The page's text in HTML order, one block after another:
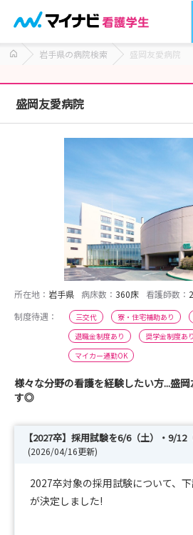
岩手県の病院検索 盛岡友愛病院
盛岡友愛病院
所在地： 岩手県 病床数： 360床 看護師数：
制度待遇：
三交代 寮・住宅補助あり
退職金制度あり
奨学金制度あり
マイカー通勤OK
様々な分野の看護を経験したい方...盛
す◎
【2027卒】採用試験を6/6（土）・9/12
(2026/04/16更新)
2027卒対象の採用試験について、
が決定しました!